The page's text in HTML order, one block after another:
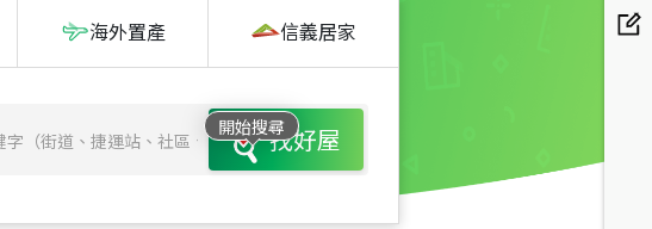
海外置產 信義居家
開始搜尋
找好屋